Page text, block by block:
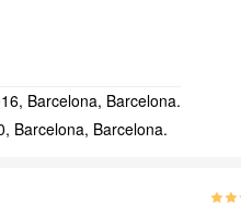
Barcelona, Barcelona.
Barcelona, Barcelona.